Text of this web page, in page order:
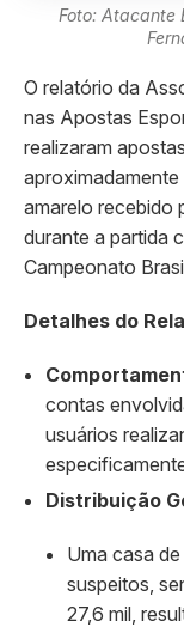
Foto: Atacante
​O relatório da
nas Apostas
realizaram
amarelo recebido
durante a partida
Campeonato
Detalhes do
contas
usuários
Distribuição
Uma casa
suspeitos,
27,6 mil,